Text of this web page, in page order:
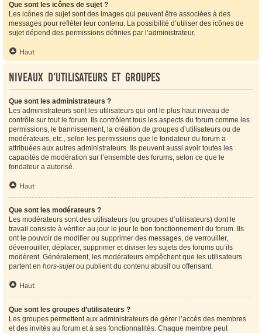
Que sont les icônes de sujet ?
Les icônes de sujet sont des images qui peuvent être associées à des
messages pour refléter leur contenu. La possibilité d’utiliser des icônes de
sujet dépend des permissions définies par l’administrateur.
Haut
Niveaux d’utilisateurs et groupes
Que sont les administrateurs ?
Les administrateurs sont les utilisateurs qui ont le plus haut niveau de
contrôle sur tout le forum. Ils contrôlent tous les aspects du forum comme les
permissions, le bannissement, la création de groupes d’utilisateurs ou de
modérateurs, etc., selon les permissions que le fondateur du forum a
attribuées aux autres administrateurs. Ils peuvent aussi avoir toutes les
capacités de modération sur l’ensemble des forums, selon ce que le
fondateur a autorisé.
Haut
Que sont les modérateurs ?
Les modérateurs sont des utilisateurs (ou groupes d’utilisateurs) dont le
travail consiste à vérifier au jour le jour le bon fonctionnement du forum. Ils
ont le pouvoir de modifier ou supprimer des messages, de verrouiller,
déverrouiller, déplacer, supprimer et diviser les sujets des forums qu’ils
modèrent. Généralement, les modérateurs empêchent que les utilisateurs
partent en hors-sujetou publient du contenu abusif ou offensant.
Haut
Que sont les groupes d’utilisateurs ?
Les groupes permettent aux administrateurs de gérer l’accès des membres
et des invités au forum et à ses fonctionnalités. Chaque membre peut